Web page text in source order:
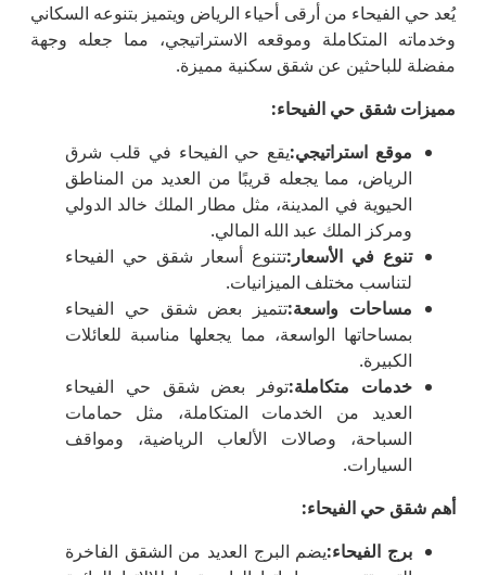
يُعد حي الفيحاء من أرقى أحياء الرياض ويتميز بتنوعه السكاني
وخدماته المتكاملة وموقعه الاستراتيجي، مما جعله وجهة
مفضلة للباحثين عن شقق سكنية مميزة.
مميزات شقق حي الفيحاء:
موقع استراتيجي:يقع حي الفيحاء في قلب شرق
الرياض، مما يجعله قريبًا من العديد من المناطق
الحيوية في المدينة، مثل مطار الملك خالد الدولي
ومركز الملك عبد الله المالي.
تنوع في الأسعار :تتنوع أسعار شقق حي الفيحاء
لتناسب مختلف الميزانيات.
مساحات واسعة:تتميز بعض شقق حي الفيحاء
بمساحاتها الواسعة، مما يجعلها مناسبة للعائلات
الكبيرة.
خدمات متكاملة:توفر بعض شقق حي الفيحاء
العديد من الخدمات المتكاملة، مثل حمامات
السباحة، وصالات الألعاب الرياضية، ومواقف
السيارات.
أهم شقق حي الفيحاء:
برج الفيحاء:يضم البرج العديد من الشقق الفاخرة